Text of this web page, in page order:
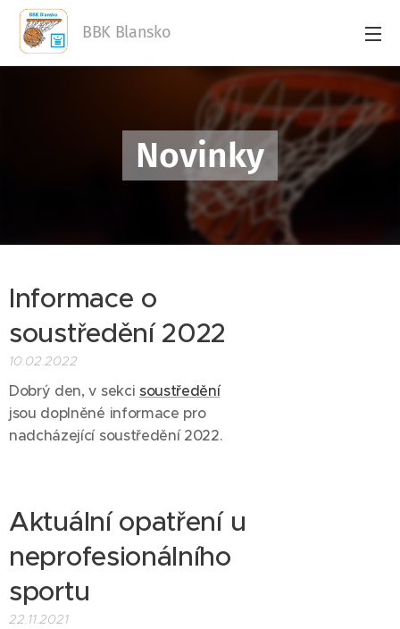
BBK Blansko
Novinky
Informace o
soustředění 2022
10.02.2022
Dobrý den, v sekci soustředění
jsou doplněné informace pro
nadcházející soustředění 2022.
Aktuální opatření u
neprofesionálního
sportu
22.11.2021